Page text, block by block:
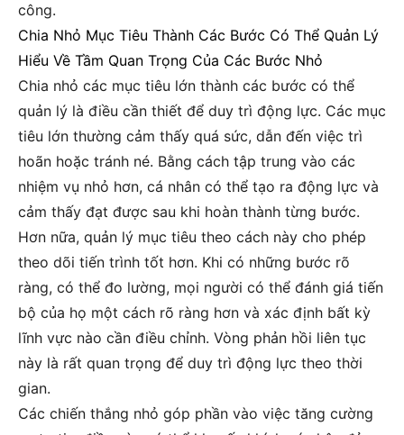
công.
Chia Nhỏ Mục Tiêu Thành Các Bước Có Thể Quản Lý
Hiểu Về Tầm Quan Trọng Của Các Bước Nhỏ
Chia nhỏ các mục tiêu lớn thành các bước có thể
quản lý là điều cần thiết để duy trì động lực. Các mục
tiêu lớn thường cảm thấy quá sức, dẫn đến việc trì
hoãn hoặc tránh né. Bằng cách tập trung vào các
nhiệm vụ nhỏ hơn, cá nhân có thể tạo ra động lực và
cảm thấy đạt được sau khi hoàn thành từng bước.
Hơn nữa, quản lý mục tiêu theo cách này cho phép
theo dõi tiến trình tốt hơn. Khi có những bước rõ
ràng, có thể đo lường, mọi người có thể đánh giá tiến
bộ của họ một cách rõ ràng hơn và xác định bất kỳ
lĩnh vực nào cần điều chỉnh. Vòng phản hồi liên tục
này là rất quan trọng để duy trì động lực theo thời
gian.
Các chiến thắng nhỏ góp phần vào việc tăng cường